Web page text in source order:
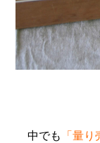
中でも 「量